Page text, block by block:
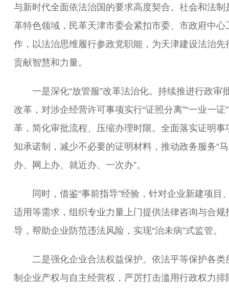
与新时代全面依法治国的要求高度契合。社会和法制
革特色领域，民革天津市委会紧扣市委、市政府中心
作，以法治思维履行参政党职能，为天津建设法治先
贡献智慧和力量。
一是深化“放管服”改革法治化。持续推进行政审
改革，对涉企经营许可事项实行“证照分离”“一业一证
革，简化审批流程、压缩办理时限。全面落实证明事
知承诺制，减少不必要的证明材料，推动政务服务“
办、网上办、就近办、一次办”。
同时，借鉴“事前指导”经验，针对企业新建项目
适用等需求，组织专业力量上门提供法律咨询与合规
导，帮助企业防范违法风险，实现“治未病”式监管。
二是强化企业合法权益保护。依法平等保护各类
制企业产权与自主经营权，严厉打击滥用行政权力排